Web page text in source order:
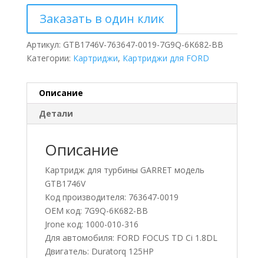
Заказать в один клик
Артикул: GTB1746V-763647-0019-7G9Q-6K682-BB
Категории: Картриджи, Картриджи для FORD
Описание
Детали
Описание
Картридж для турбины GARRET модель
GTB1746V
Код производителя: 763647-0019
OEM код: 7G9Q-6K682-BB
Jrone код: 1000-010-316
Для автомобиля: FORD FOCUS TD Ci 1.8DL
Двигатель: Duratorq 125HP